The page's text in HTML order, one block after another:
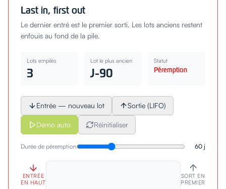
Last in, first out
Le dernier entré est le premier sorti. Les lots anciens restent
enfouis au fond de la pile.
Lots empilés
3
Lot le plus ancien
J-90
Statut
Péremption
Entrée — nouveau lot Sortie (LIFO)
Démo auto Réinitialiser
Durée de péremption 60 j
ENTRÉE
EN HAUT
SORT EN
PREMIER